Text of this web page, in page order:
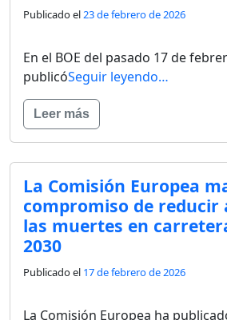
Publicado el23 de febrero de 2026
En el BOE del pasado 17 de
publicóSeguir leyendo…
Leer más
La Comisión Europea
compromiso de reducir
las muertes en
2030
Publicado el 17 de febrero de 2026
La Comisión Europea ha